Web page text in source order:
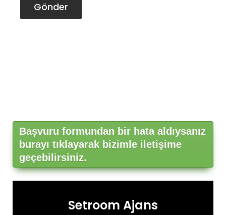
Gönder
Başvuru formundan bir hata aldıysanız
burayı tıklayarak bizimle iletişime
geçebilirsiniz.
Setroom Ajans